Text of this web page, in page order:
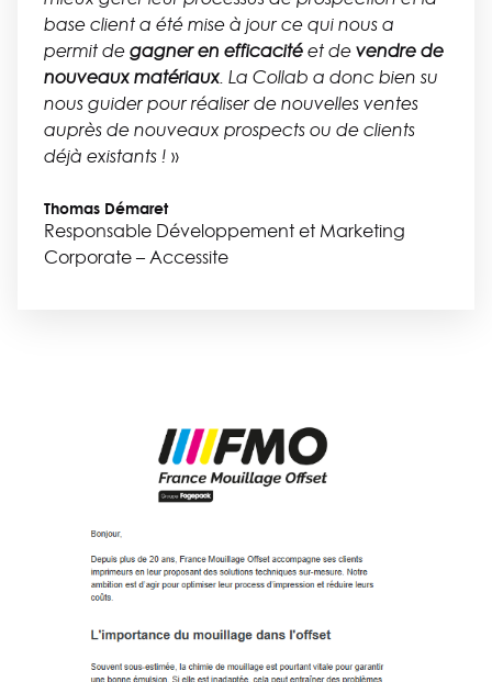
base client a été mise à jour ce qui nous a
permit de gagner en efficacité et de vendre de
nouveaux matériaux. La Collab a donc bien su
nous guider pour réaliser de nouvelles ventes
auprès de nouveaux prospects ou de clients
déjà existants ! »
Thomas Démaret
Responsable Développement et Marketing
Corporate – Accessite